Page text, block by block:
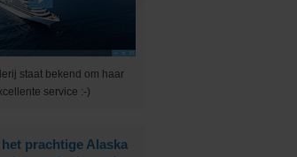
staat bekend om haar
service :-)
prachtige Alaska